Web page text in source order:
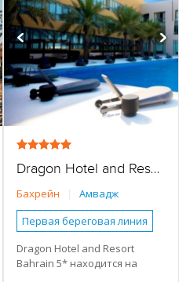
фото из 22
Dragon Hotel and Resort Bahrain
Бахрейн
Амвадж
Первая береговая линия
Наличие туристической
инфраструктуры рядом
Dragon Hotel and Resort
Bahrain 5* находится на